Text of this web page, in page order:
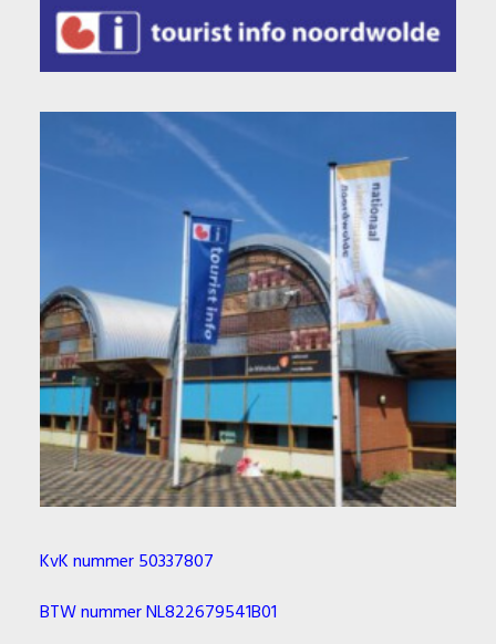
KvK nummer 50337807
BTW nummer NL822679541B01